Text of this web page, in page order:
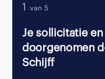
1 van 5
Je sollicitatie
doorgenomen
Schijff